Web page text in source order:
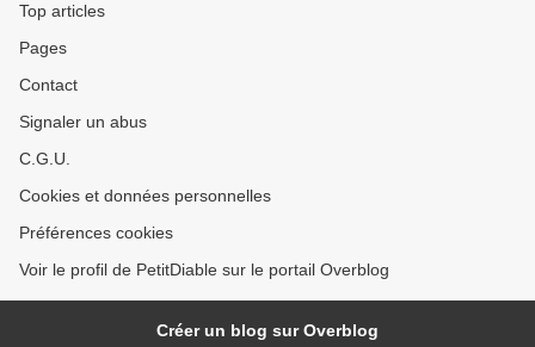
Top articles
Pages
Contact
Signaler un abus
C.G.U.
Cookies et données personnelles
Préférences cookies
Voir le profil de PetitDiable sur le portail Overblog
Créer un blog sur Overblog